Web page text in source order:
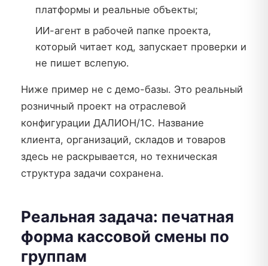
платформы и реальные объекты;
ИИ-агент в рабочей папке проекта,
который читает код, запускает проверки и
не пишет вслепую.
Ниже пример не с демо-базы. Это реальный
розничный проект на отраслевой
конфигурации ДАЛИОН/1С. Название
клиента, организаций, складов и товаров
здесь не раскрывается, но техническая
структура задачи сохранена.
Реальная задача: печатная
форма кассовой смены по
группам